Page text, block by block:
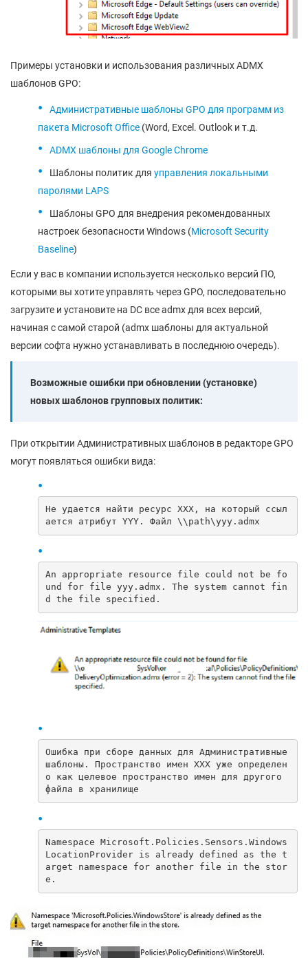
Примеры установки и использования различных ADMX
шаблонов GPO:
Административные шаблоны GPO для программ из
пакета Microsoft Office (Word, Excel. Outlook и т.д.
ADMX шаблоны для Google Chrome
Шаблоны политик для управления локальными
паролями LAPS
Шаблоны GPO для внедрения рекомендованных
настроек безопасности Windows (Microsoft Security
Baseline)
Если у вас в компании используется несколько версий ПО,
которыми вы хотите управлять через GPO, последовательно
загрузите и установите на DC все admx для всех версий,
начиная с самой старой (admx шаблоны для актуальной
версии софта нужно устанавливать в последнюю очередь).
Возможные ошибки при обновлении (установке)
новых шаблонов групповых политик:
При открытии Административных шаблонов в редакторе GPO
могут появляться ошибки вида:
Не удается найти ресурс XXX, на который ссыл
ается атрибут YYY. Файл \\path\yyy.admx
An appropriate resource file could not be fo
und for file yyy.admx. The system cannot fin
d the file specified.
Ошибка при сборе данных для Административные
шаблоны. Пространство имен XXX уже определен
о как целевое пространство имен для другого
файла в хранилище
Namespace Microsoft.Policies.Sensors.Windows
LocationProvider is already defined as the t
arget namespace for another file in the stor
e.